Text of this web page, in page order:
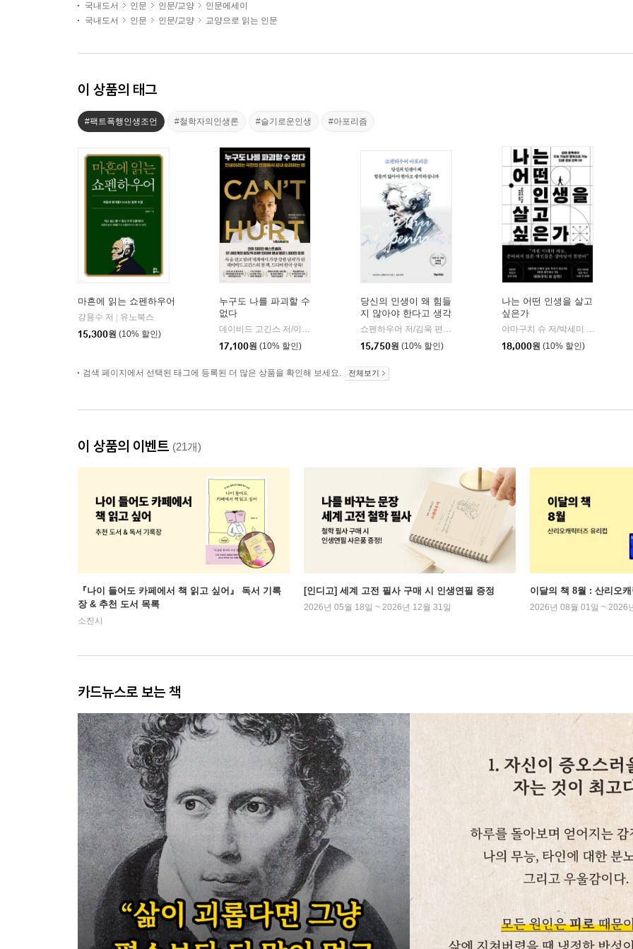
국내도서 인문 인문/교양
인문에세이
국내도서
인문 인문/교양 교양으로 읽는 인문
이 상품의 태그
#팩트폭행인생조언 #철학자의인생론 #슬기로운인생 #아포리즘
마흔에 읽는 쇼펜하우어
강용수 저
유노북스
15,300원 (10% 할인)
누구도 나를 파괴할 수
없다
데이비드 고긴스 저/이영래 역
웅진지식하우스
17,100원 (10% 할인)
당신의 인생이 왜 힘들
지 않아야 한다고 생각
하십니까
쇼펜하우어 저/김욱 편역
포레스트북스
15,750원 (10% 할인)
나는 어떤 인생을 살고
싶은가
야마구치 슈 저/박세미 역
18,000원 (10% 할인)
검색 페이지에서 선택된 태그에 등록된 더 많은 상품을 확인해 보세요. 전체보기
이 상품의 이벤트 (21개)
『나이 들어도 카페에서 책 읽고 싶어』 독서 기록
장 & 추천 도서 목록
소진시
[인디고] 세계 고전 필사 구매 시 인생연필 증정
2026년 05월 18일 ~ 2026년 12월 31일
이달의 책 8월 : 산리오
2026년 08월 01일 ~ 2026
카드뉴스로 보는 책